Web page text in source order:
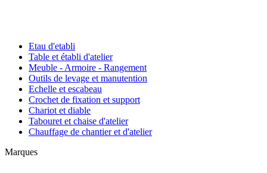
Etau d'etabli
Table et établi d'atelier
Meuble - Armoire - Rangement
Outils de levage et manutention
Echelle et escabeau
Crochet de fixation et support
Chariot et diable
Tabouret et chaise d'atelier
Chauffage de chantier et d'atelier
Marques